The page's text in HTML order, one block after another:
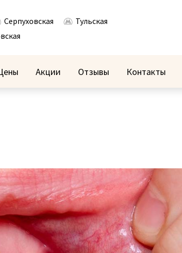
Серпуховская
Тульская
Акции Отзывы Контакты